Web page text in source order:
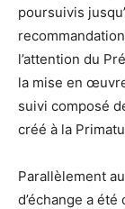
poursuivis
l’attention du
la mise en
suivi composé
créé à la
Parallèlement
d’échange a